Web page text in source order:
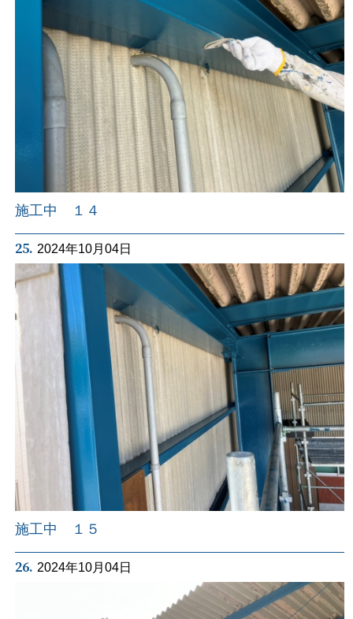
施工中 １４
25. 2024年10月04日
施工中 １５
26. 2024年10月04日